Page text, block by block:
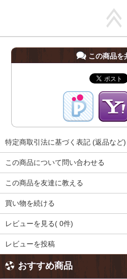
この商品を
特定商取引法に基づく表記 (返品など)
この商品について問い合わせる
この商品を友達に教える
買い物を続ける
レビューを見る( 0件)
レビューを投稿
おすすめ商品